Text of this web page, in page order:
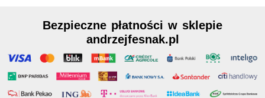
Bezpieczne płatności w sklepie
andrzejfesnak.pl